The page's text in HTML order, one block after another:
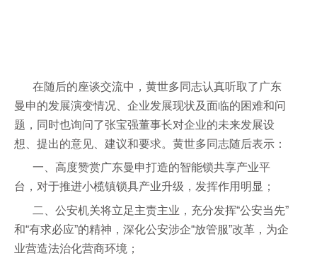
在随后的座谈交流中，黄世多同志认真听取了广东
曼申的发展演变情况、企业发展现状及面临的困难和问
题，同时也询问了张宝强董事长对企业的未来发展设
想、提出的意见、建议和要求。 黄世多同志随后表示：
一、高度赞赏广东曼申打造的智能锁共享产业平
台，对于推进小榄镇锁具产业升级，发挥作用明显；
二、公安机关将立足主责主业，充分发挥“公安当先”
和“有求必应”的精神，深化公安涉企“放管服”改革，为企
业营造法治化营商环境；